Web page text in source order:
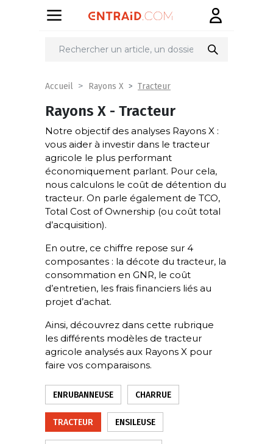
Accueil Rayons X Tracteur
Rayons X - Tracteur
Notre objectif des analyses Rayons X :
vous aider à investir dans le tracteur
agricole le plus performant
économiquement parlant. Pour cela,
nous calculons le coût de détention du
tracteur. On parle également de TCO,
Total Cost of Ownership (ou coût total
d’acquisition).
En outre, ce chiffre repose sur 4
composantes : la décote du tracteur, la
consommation en GNR, le coût
d’entretien, les frais financiers liés au
projet d’achat.
Ainsi, découvrez dans cette rubrique
les différents modèles de tracteur
agricole analysés aux Rayons X pour
faire vos comparaisons.
ENRUBANNEUSE CHARRUE
TRACTEUR ENSILEUSE